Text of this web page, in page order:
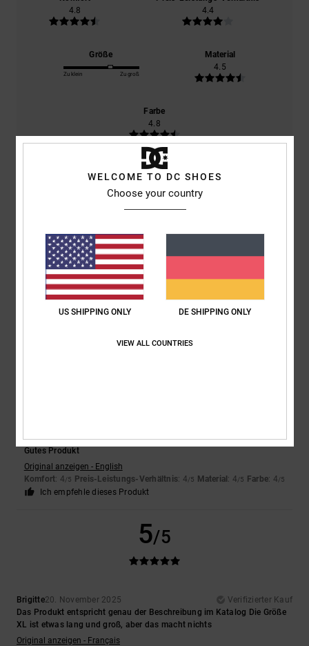
4.8
4.4
Größe
Zu klein Zu groß
Material
4.5
Farbe
4.8
5/5
12. Mai 2026
Dieses Kleidungsstück ist perfekt
Original anzeigen - Français
Farbe : 5
Matt28. April 2026
Verifizierter Kauf
Gutes Produkt
Original anzeigen - English
Komfort: 4/5 Preis-Leistungs-Verhältnis: 4/5 Material : 4/5 Farbe: 4/5
Ich empfehle dieses Produkt
5/5
Brigitte20. November 2025
Verifizierter Kauf
Das Produkt entspricht genau der Beschreibung im Katalog Die Größe
XL ist etwas lang und groß, aber das macht nichts
Original anzeigen - Français
WELCOME TO DC SHOES
Choose your country
US SHIPPING ONLY DE SHIPPING ONLY
VIEW ALL COUNTRIES